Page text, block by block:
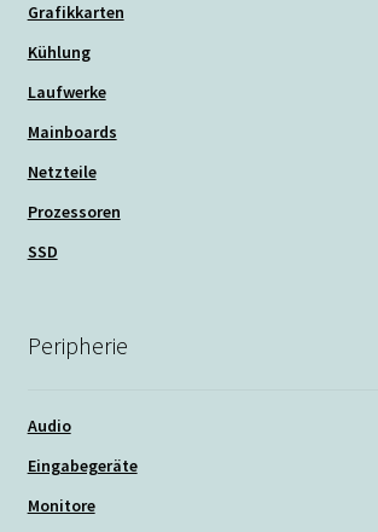
Grafikkarten
Kühlung
Laufwerke
Mainboards
Netzteile
Prozessoren
SSD
Peripherie
Audio
Eingabegeräte
Monitore